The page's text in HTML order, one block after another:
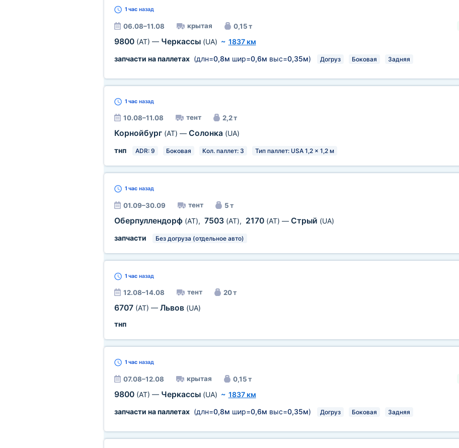
1 часназад
06.08–11.08 крытая 0,15 т
9800 (AT) — Черкассы (UA) ~ 1837 км
запчасти на паллетах(длн=0,8м шир=0,6м выс=0,35м) Догруз Боковая Задняя
1 часназад
10.08–11.08 тент 2,2 т
Корнойбург (AT) — Солонка (UA)
тнп
ADR: 9 Боковая Кол. паллет: 3 Тип паллет: USA 1,2 x 1,2 м
1 часназад
01.09–30.09 тент 5 т
Оберпуллендорф (AT), 7503 (AT), 2170 (AT) — Стрый (UA)
запчасти
Без догруза (отдельное авто)
1 часназад
12.08–14.08 тент 20 т
6707 (AT) — Львов (UA)
тнп
1 часназад
07.08–12.08 крытая 0,15 т
9800 (AT) — Черкассы (UA) ~ 1837 км
запчасти на паллетах(длн=0,8м шир=0,6м выс=0,35м) Догруз Боковая Задняя